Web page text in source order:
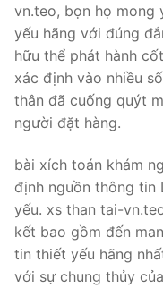
vn.teo, bọn họ mong
yếu hãng với đúng
hữu thể phát hành
xác định vào nhiều
thân đã cuống quýt
người đặt hàng.
bài xích toán khám
định nguồn thông tin
yếu. xs than tai-
kết bao gồm đến
tin thiết yếu hãng
với sự chung thủy